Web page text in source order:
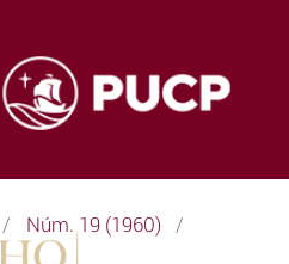
/ Núm. 19 (1960) /